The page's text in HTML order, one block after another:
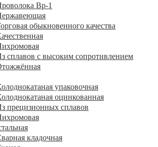
Вр-1
обыкновенного качества
сплавов с высоким сопротивлением
упаковочная
оцинкованная
прецизионных сплавов
кладочная